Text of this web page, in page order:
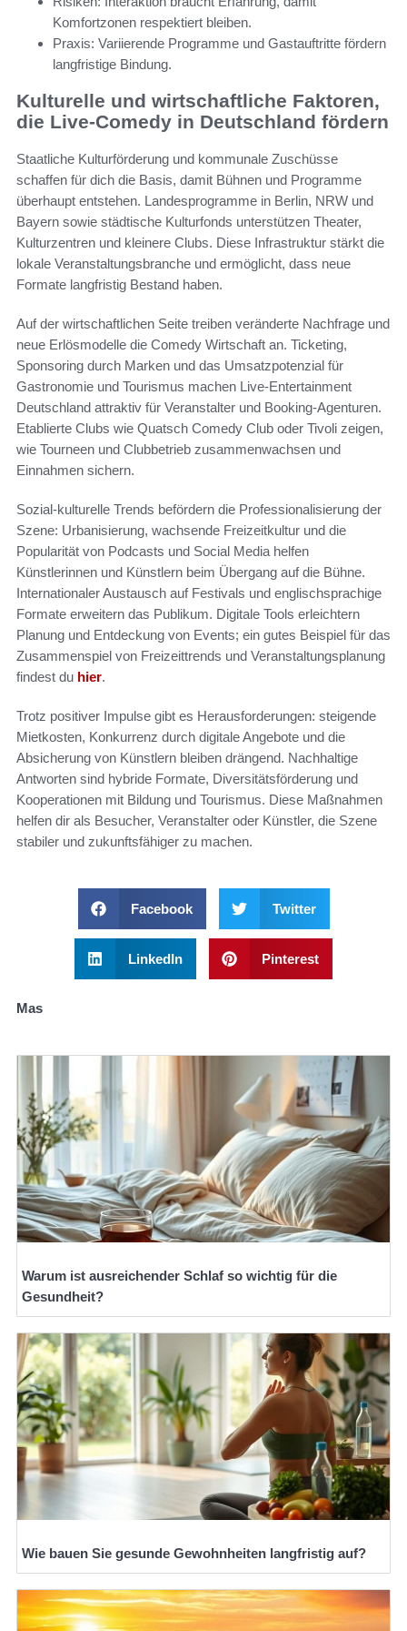
Komfortzonen respektiert bleiben.
Praxis: Variierende Programme und Gastauftritte fördern
langfristige Bindung.
Kulturelle und wirtschaftliche Faktoren,
die Live-Comedy in Deutschland fördern
Staatliche Kulturförderung und kommunale Zuschüsse
schaffen für dich die Basis, damit Bühnen und Programme
überhaupt entstehen. Landesprogramme in Berlin, NRW und
Bayern sowie städtische Kulturfonds unterstützen Theater,
Kulturzentren und kleinere Clubs. Diese Infrastruktur stärkt die
lokale Veranstaltungsbranche und ermöglicht, dass neue
Formate langfristig Bestand haben.
Auf der wirtschaftlichen Seite treiben veränderte Nachfrage und
neue Erlösmodelle die Comedy Wirtschaft an. Ticketing,
Sponsoring durch Marken und das Umsatzpotenzial für
Gastronomie und Tourismus machen Live-Entertainment
Deutschland attraktiv für Veranstalter und Booking-Agenturen.
Etablierte Clubs wie Quatsch Comedy Club oder Tivoli zeigen,
wie Tourneen und Clubbetrieb zusammenwachsen und
Einnahmen sichern.
Sozial-kulturelle Trends befördern die Professionalisierung der
Szene: Urbanisierung, wachsende Freizeitkultur und die
Popularität von Podcasts und Social Media helfen
Künstlerinnen und Künstlern beim Übergang auf die Bühne.
Internationaler Austausch auf Festivals und englischsprachige
Formate erweitern das Publikum. Digitale Tools erleichtern
Planung und Entdeckung von Events; ein gutes Beispiel für das
Zusammenspiel von Freizeittrends und Veranstaltungsplanung
findest du hier.
Trotz positiver Impulse gibt es Herausforderungen: steigende
Mietkosten, Konkurrenz durch digitale Angebote und die
Absicherung von Künstlern bleiben drängend. Nachhaltige
Antworten sind hybride Formate, Diversitätsförderung und
Kooperationen mit Bildung und Tourismus. Diese Maßnahmen
helfen dir als Besucher, Veranstalter oder Künstler, die Szene
stabiler und zukunftsfähiger zu machen.
Facebook Twitter
LinkedIn Pinterest
Mas
Warum ist ausreichender Schlaf so wichtig für die
Gesundheit?
Wie bauen Sie gesunde Gewohnheiten langfristig auf?